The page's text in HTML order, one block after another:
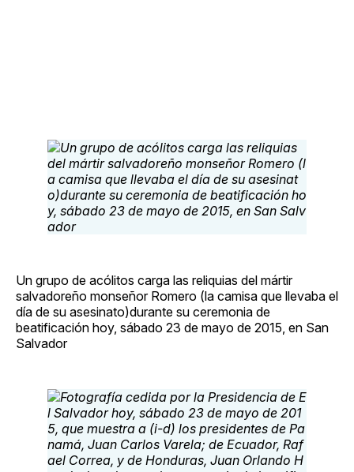
Un grupo de acólitos carga las reliquias del mártir
salvadoreño monseñor Romero (la camisa que llevaba el
día de su asesinato)durante su ceremonia de
beatificación hoy, sábado 23 de mayo de 2015, en San
Salvador